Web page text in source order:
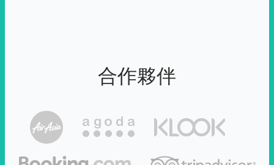
合作夥伴